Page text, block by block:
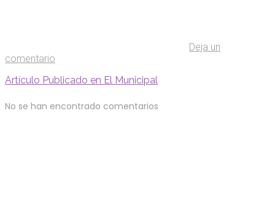
Deja un
comentario
Artículo Publicado en El Municipal
No se han encontrado comentarios